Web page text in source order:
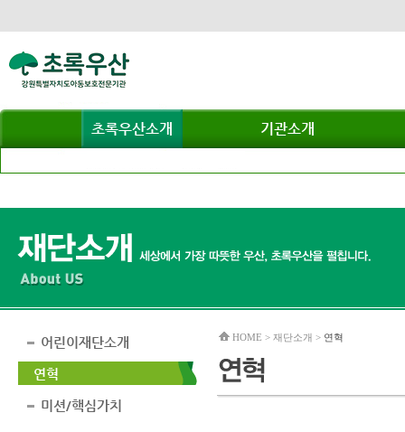
초록우산소개 기관소개
어린이재단소개
연혁
미션/핵심가치
HOME > 재단소개 > 연혁